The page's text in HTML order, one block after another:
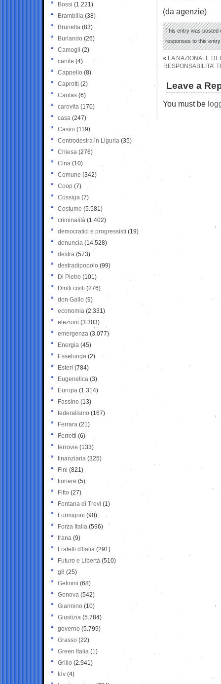
(da agenzie)
This entry was posted
responses to this
« LA NAZIONALE
RESPONSABILITA’
Leave a
You must be
Bossi (1.221)
Brambilla (38)
Brunetta (83)
Burlando (26)
Camogli (2)
canile (4)
Cappello (8)
Caprotti (2)
Caritas (6)
carovita (170)
casa (247)
Casini (119)
Centrodestra in Liguria (35)
Chiesa (276)
Cina (10)
Comune (342)
Coop (7)
Cossiga (7)
Costume (5.581)
criminalità (1.402)
democratici e progressisti (19)
denuncia (14.528)
destra (573)
destradipopolo (99)
Di Pietro (101)
Diritti civili (276)
don Gallo (9)
economia (2.331)
elezioni (3.303)
emergenza (3.077)
Energia (45)
Esselunga (2)
Esteri (784)
Eugenetica (3)
Europa (1.314)
Fassino (13)
federalismo (167)
Ferrara (21)
Ferretti (6)
ferrovie (133)
finanziaria (325)
Fini (821)
fioriere (5)
Fitto (27)
Fontana di Trevi (1)
Formigoni (90)
Forza Italia (596)
frana (9)
Fratelli d'Italia (291)
Futuro e Libertà (510)
g8 (25)
Gelmini (68)
Genova (542)
Giannino (10)
Giustizia (5.784)
governo (5.799)
Grasso (22)
Green Italia (1)
Grillo (2.941)
Idv (4)